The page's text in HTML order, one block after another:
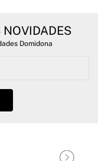
NOVIDADES
Domidona